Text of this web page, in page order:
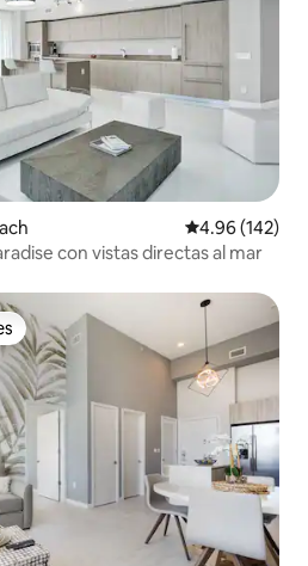
Calificación
4.96 (142)
con vistas directas al mar